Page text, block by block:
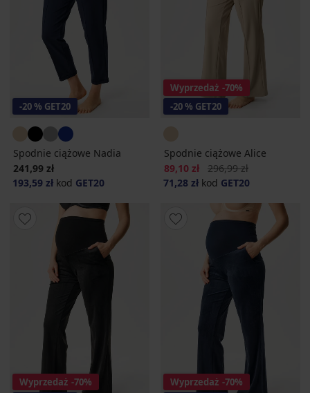
-20 % GET20
Spodnie ciążowe Nadia
241,99 zł
193,59 zł kod GET20
Wyprzedaż -70%
-20 % GET20
Spodnie ciążowe Alice
Zniżka
89,10 zł Pierwotna cena
296,99 zł
71,28 zł kod GET20
Wyprzedaż -70%
Wyprzedaż -70%